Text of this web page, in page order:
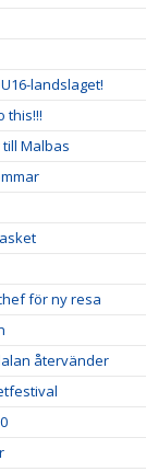
landslaget!
this!!!
Malbas
för ny resa
återvänder